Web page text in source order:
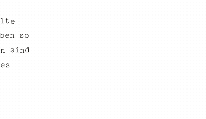
l t e
ben so
n s i nd
e s